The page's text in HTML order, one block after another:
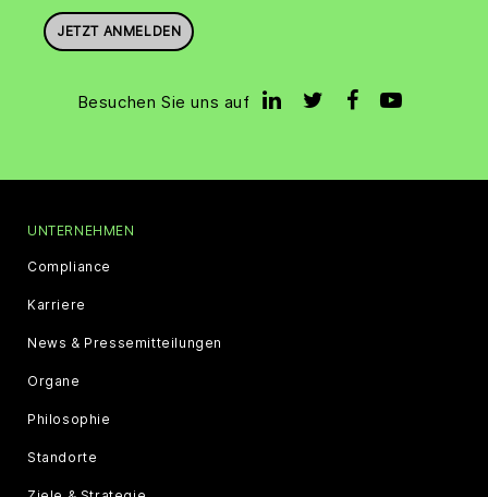
JETZT ANMELDEN
Besuchen Sie uns auf
UNTERNEHMEN
Compliance
Karriere
News & Pressemitteilungen
Organe
Philosophie
Standorte